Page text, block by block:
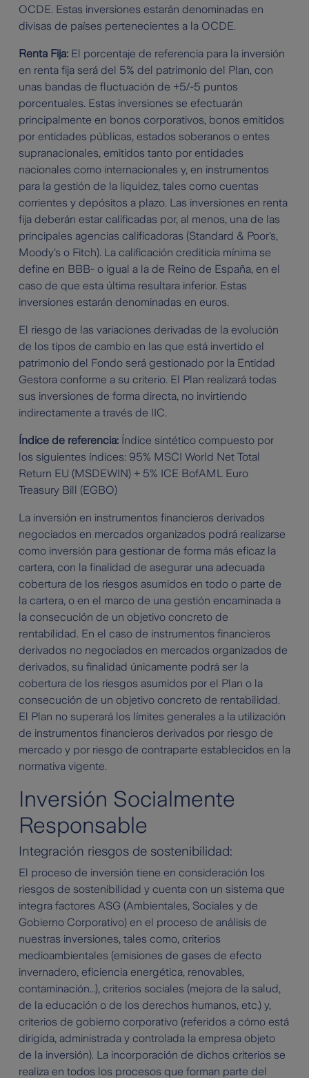
OCDE. Estas inversiones estarán denominadas en
divisas de países pertenecientes a la OCDE.
Renta Fija: El porcentaje de referencia para la inversión
en renta fija será del 5% del patrimonio del Plan, con
unas bandas de fluctuación de +5/-5 puntos
porcentuales. Estas inversiones se efectuarán
principalmente en bonos corporativos, bonos emitidos
por entidades públicas, estados soberanos o entes
supranacionales, emitidos tanto por entidades
nacionales como internacionales y, en instrumentos
para la gestión de la liquidez, tales como cuentas
corrientes y depósitos a plazo. Las inversiones en renta
fija deberán estar calificadas por, al menos, una de las
principales agencias calificadoras (Standard & Poor's,
Moody's o Fitch). La calificación crediticia mínima se
define en BBB- o igual a la de Reino de España, en el
caso de que esta última resultara inferior. Estas
inversiones estarán denominadas en euros.
El riesgo de las variaciones derivadas de la evolución
de los tipos de cambio en las que está invertido el
patrimonio del Fondo será gestionado por la Entidad
Gestora conforme a su criterio. El Plan realizará todas
sus inversiones de forma directa, no invirtiendo
indirectamente a través de IIC.
Índice de referencia: Índice sintético compuesto por
los siguientes índices: 95% MSCI World Net Total
Return EU (MSDEWIN) + 5% ICE BofAML Euro
Treasury Bill (EGBO)
La inversión en instrumentos financieros derivados
negociados en mercados organizados podrá realizarse
como inversión para gestionar de forma más eficaz la
cartera, con la finalidad de asegurar una adecuada
cobertura de los riesgos asumidos en todo o parte de
la cartera, o en el marco de una gestión encaminada a
la consecución de un objetivo concreto de
rentabilidad. En el caso de instrumentos financieros
derivados no negociados en mercados organizados de
derivados, su finalidad únicamente podrá ser la
cobertura de los riesgos asumidos por el Plan o la
consecución de un objetivo concreto de rentabilidad.
El Plan no superará los límites generales a la utilización
de instrumentos financieros derivados por riesgo de
mercado y por riesgo de contraparte establecidos en la
normativa vigente.
Inversión Socialmente
Responsable
Integración riesgos de sostenibilidad:
El proceso de inversión tiene en consideración los
riesgos de sostenibilidad y cuenta con un sistema que
integra factores ASG (Ambientales, Sociales y de
Gobierno Corporativo) en el proceso de análisis de
nuestras inversiones, tales como, criterios
medioambientales (emisiones de gases de efecto
invernadero, eficiencia energética, renovables,
contaminación...), criterios sociales (mejora de la salud,
de la educación o de los derechos humanos, etc.) y,
criterios de gobierno corporativo (referidos a cómo está
dirigida, administrada y controlada la empresa objeto
de la inversión). La incorporación de dichos criterios se
realiza en todos los procesos que forman parte del